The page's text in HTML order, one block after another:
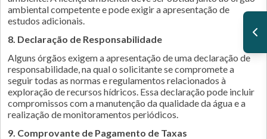
ambiental competente e pode exigir a apresentação de
estudos adicionais.
8. Declaração de Responsabilidade
Alguns órgãos exigem a apresentação de uma declaração de
responsabilidade, na qual o solicitante se compromete a
seguir todas as normas e regulamentos relacionados à
exploração de recursos hídricos. Essa declaração pode incluir
compromissos com a manutenção da qualidade da água e a
realização de monitoramentos periódicos.
9. Comprovante de Pagamento de Taxas